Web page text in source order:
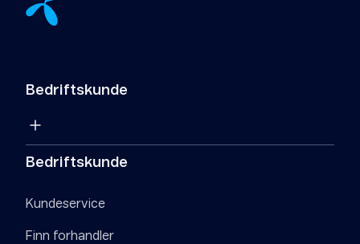
Bedriftskunde
Bedriftskunde
Kundeservice
Finn forhandler